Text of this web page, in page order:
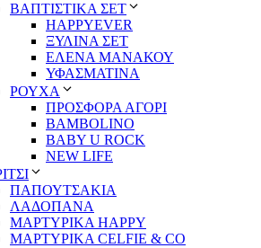
ΒΑΠΤΙΣΤΙΚΑ ΣΕΤ
HAPPYEVER
ΞΥΛΙΝΑ ΣΕΤ
ΕΛΕΝΑ ΜΑΝΑΚΟΥ
ΥΦΑΣΜΑΤΙΝΑ
ΡΟΥΧΑ
ΠΡΟΣΦΟΡΑ ΑΓΟΡΙ
BAMBOLINO
BABY U ROCK
NEW LIFE
ΠΑΠΟΥΤΣΑΚΙΑ
ΛΑΔΟΠΑΝΑ
ΜΑΡΤΥΡΙΚΑ HAPPY
ΜΑΡΤΥΡΙΚΑ CELFIE & CO